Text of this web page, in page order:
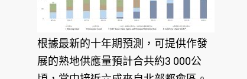
根據最新的十年期預測，可提供作發
展的熟地供應量預計合共約3 000公